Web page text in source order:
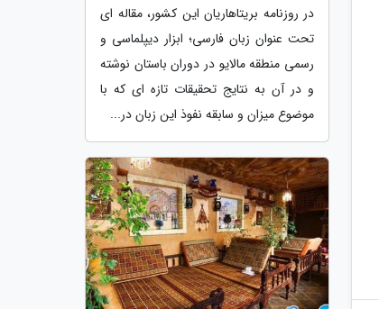
در روزنامه بریتاهاریان این کشور، مقاله ای
تحت عنوان زبان فارسی؛ ابزار دیپلماسی و
رسمی منطقه مالایو در دوران باستان نوشته
و در آن به نتایج تحقیقات تازه ای که با
موضوع میزان و سابقه نفوذ این زبان در...